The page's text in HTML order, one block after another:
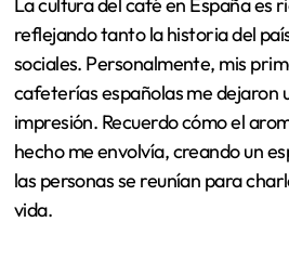
La cultura del café en España es
reflejando tanto la historia del
sociales. Personalmente, mis
cafeterías españolas me dejaron
impresión. Recuerdo cómo el
hecho me envolvía, creando un
las personas se reunían para
vida.